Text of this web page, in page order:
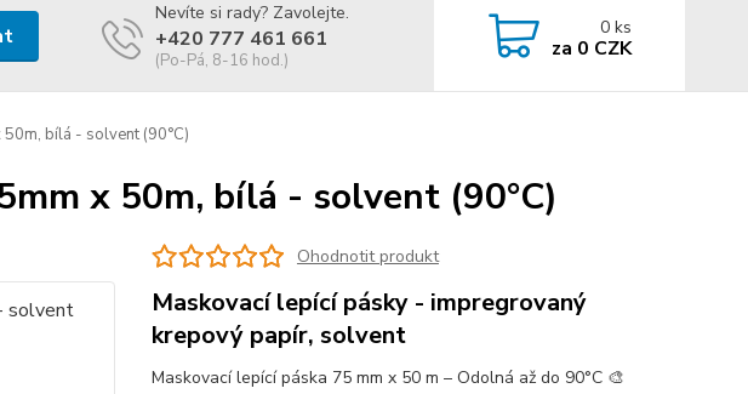
Nevíte si rady? Zavolejte.
+420 777 461 661
(Po-Pá, 8-16 hod.)
0 ks
za 0 CZK
bílá - solvent (90°C)
x 50m, bílá - solvent (90°C)
Ohodnotit produkt
Maskovací lepící pásky - impregrovaný
krepový papír, solvent
Maskovací lepící páska 75 mm x 50 m – Odolná až do 90°C 🎨